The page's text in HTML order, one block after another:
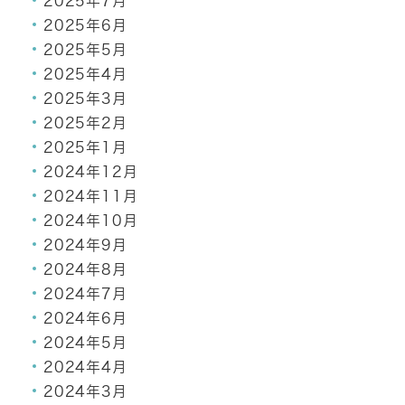
2025年6月
2025年5月
2025年4月
2025年3月
2025年2月
2025年1月
2024年12月
2024年11月
2024年10月
2024年9月
2024年8月
2024年7月
2024年6月
2024年5月
2024年4月
2024年3月